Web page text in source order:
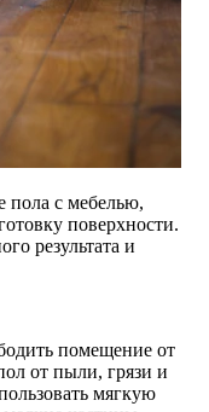
пола с мебелью,
поверхности.
результата и
помещение от
от пыли, грязи и
мягкую